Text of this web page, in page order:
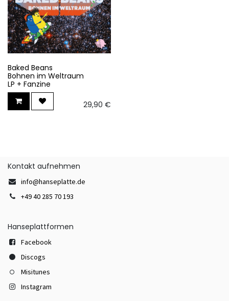
Baked Beans
Bohnen im Weltraum
LP + Fanzine
29,90 €
Kontakt aufnehmen
info@hanseplatte.de
+49 40 285 70 193
Hanseplattformen
Facebook
Discogs
Misitunes
Instagram